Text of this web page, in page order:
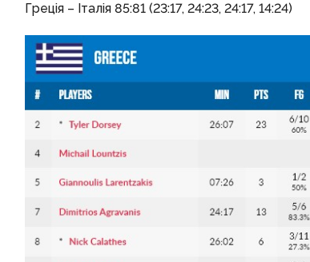
Греція – Італія 85:81 (23:17, 24:23, 24:17, 14:24)